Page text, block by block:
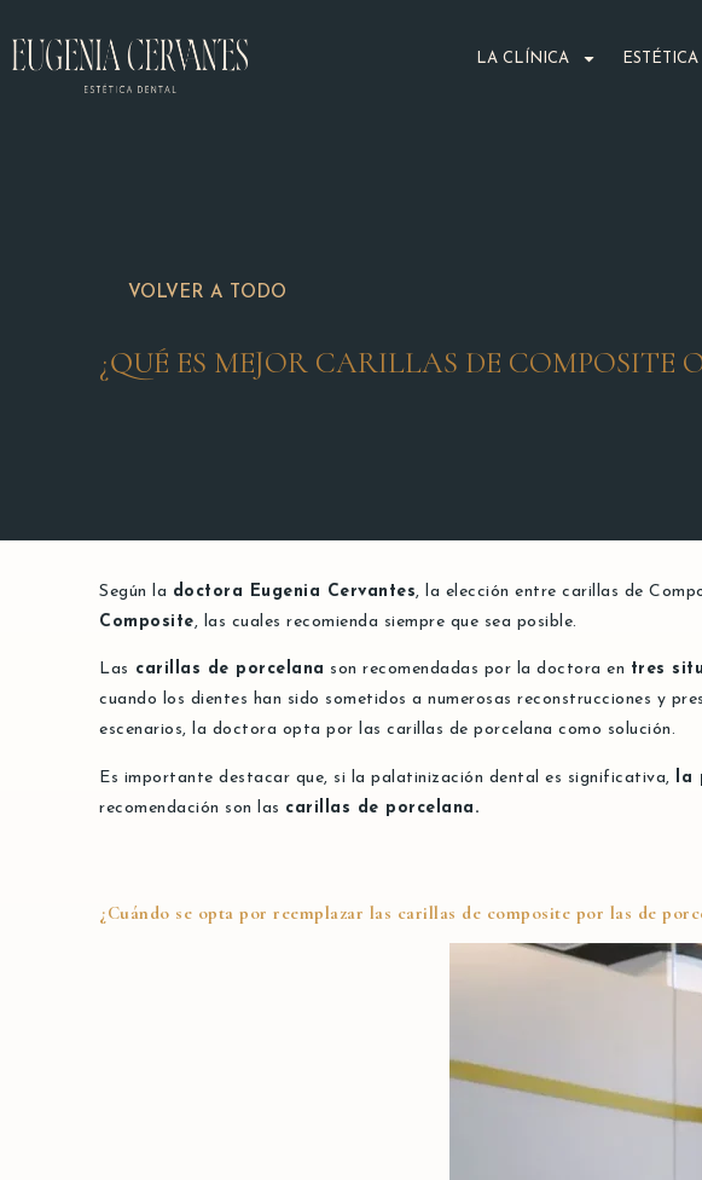
LA CLÍNICA
VOLVER A TODO
¿QUÉ ES MEJOR CARILLAS DE COMPOSITE
Según la doctora Eugenia Cervantes, la elección entre carillas de
Composite, las cuales recomienda siempre que sea posible.
Las carillas de porcelana son recomendadas por la doctora en tres
cuando los dientes han sido sometidos a numerosas reconstrucciones y
escenarios, la doctora opta por las carillas de porcelana como solución.
Es importante destacar que, si la palatinización dental es significativa, la
recomendación son las carillas de porcelana.
¿Cuándo se opta por reemplazar las carillas de composite por las de